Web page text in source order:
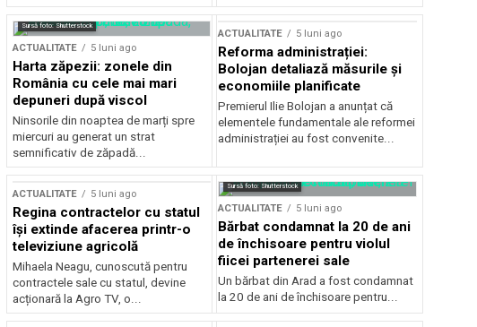
Sursă foto: Shutterstock
ACTUALITATE 5 luni ago
Harta zăpezii: zonele din
România cu cele mai mari
depuneri după viscol
Ninsorile din noaptea de marți spre
miercuri au generat un strat
semnificativ de zăpadă...
ACTUALITATE 5 luni ago
Reforma administrației:
Bolojan detaliază măsurile și
economiile planificate
Premierul Ilie Bolojan a anunțat că
elementele fundamentale ale reformei
administrației au fost convenite...
ACTUALITATE 5 luni ago
Regina contractelor cu statul
își extinde afacerea printr-o
televiziune agricolă
Mihaela Neagu, cunoscută pentru
contractele sale cu statul, devine
acționară la Agro TV, o...
Sursă foto: Shutterstock
ACTUALITATE 5 luni ago
Bărbat condamnat la 20 de ani
de închisoare pentru violul
fiicei partenerei sale
Un bărbat din Arad a fost condamnat
la 20 de ani de închisoare pentru...